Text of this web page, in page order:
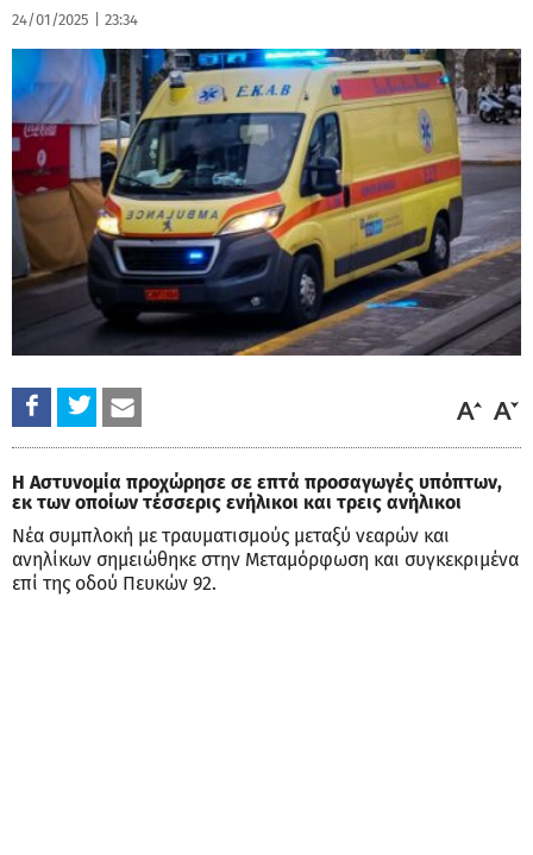
24/01/2025 23:34
Η Αστυνομία προχώρησε σε επτά προσαγωγές υπόπτων,
εκ των οποίων τέσσερις ενήλικοι και τρεις ανήλικοι
Νέα συμπλοκή με τραυματισμούς μεταξύ νεαρών και
ανηλίκων σημειώθηκε στην Μεταμόρφωση και συγκεκριμένα
επί της οδού Πευκών 92.